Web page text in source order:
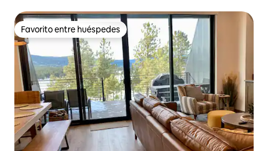
Favorito entre huéspedes
Favorito entre huéspedes